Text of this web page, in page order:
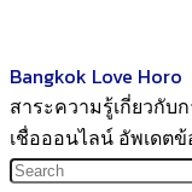
Bangkok Love Horo
สาระความรู้เกี่ยวกับ
เชื่อออนไลน์ อัพเดต